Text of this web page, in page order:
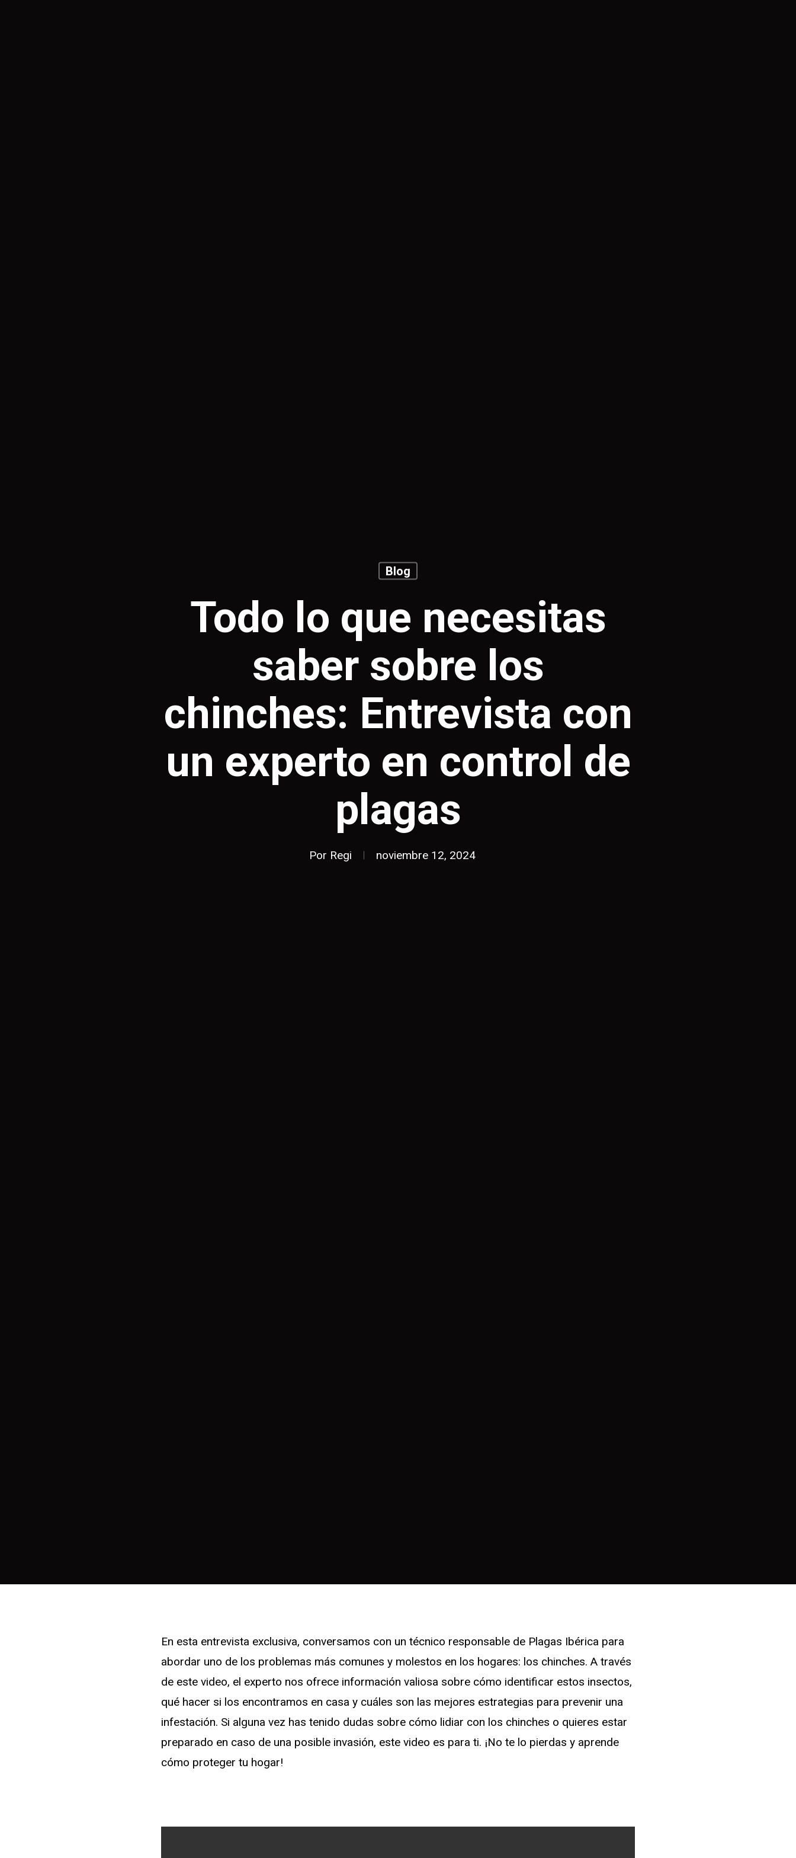
Blog
Todo lo que necesitas
saber sobre los
chinches: Entrevista con
un experto en control de
plagas
Por Regi noviembre 12, 2024
En esta entrevista exclusiva, conversamos con un técnico responsable de Plagas Ibérica para
abordar uno de los problemas más comunes y molestos en los hogares: los chinches. A través
de este video, el experto nos ofrece información valiosa sobre cómo identificar estos insectos,
qué hacer si los encontramos en casa y cuáles son las mejores estrategias para prevenir una
infestación. Si alguna vez has tenido dudas sobre cómo lidiar con los chinches o quieres estar
preparado en caso de una posible invasión, este video es para ti. ¡No te lo pierdas y aprende
cómo proteger tu hogar!